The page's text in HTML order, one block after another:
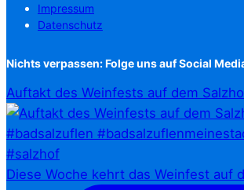
Impressum
Datenschutz
Nichts verpassen: Folge uns auf Social
Auftakt des Weinfests auf dem
Diese Woche kehrt das Weinfest auf